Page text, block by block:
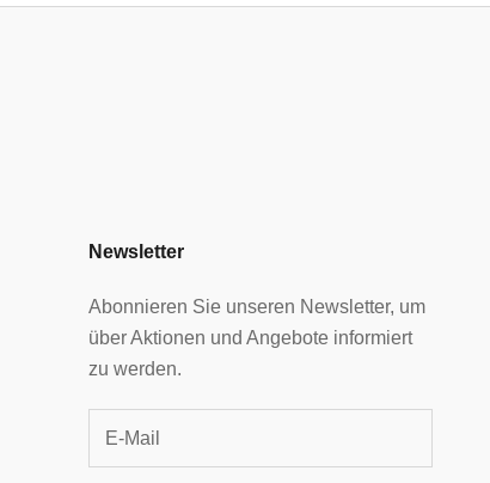
Newsletter
Abonnieren Sie unseren Newsletter, um
über Aktionen und Angebote informiert
zu werden.